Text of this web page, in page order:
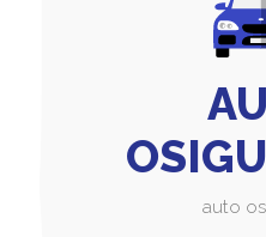
auto